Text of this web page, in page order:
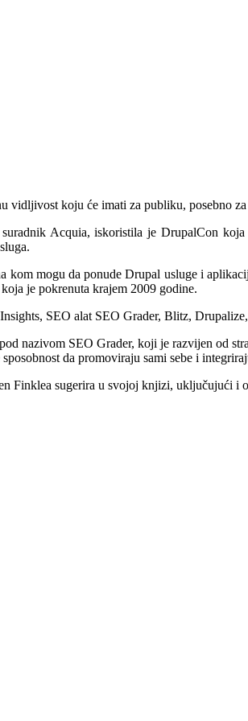
vidljivost koju će imati za publiku, posebno
Acquia, iskoristila je DrupalCon
kom mogu da ponude Drupal usluge i
je pokrenuta krajem 2009 godine.
SEO alat SEO Grader, Blitz,
nazivom SEO Grader, koji je razvijen od
da promoviraju sami sebe i
Finklea sugerira u svojoj knjizi,